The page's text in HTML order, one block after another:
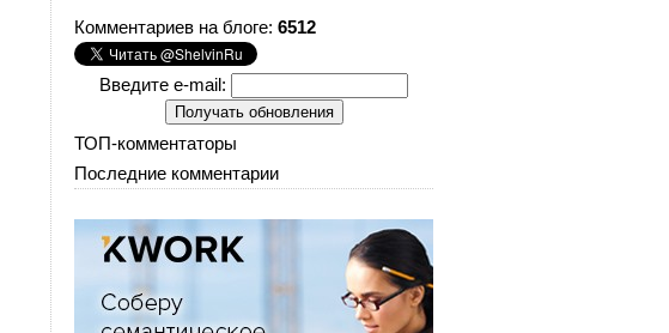
Комментариев на блоге: 6512
Введите e-mail:
ТОП-комментаторы
Последние комментарии